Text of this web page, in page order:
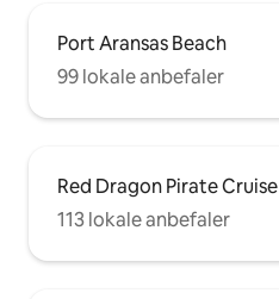
Port Aransas Beach
99 lokale anbefaler
Red Dragon Pirate Cruise
113 lokale anbefaler